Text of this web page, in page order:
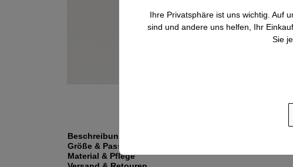
Beschreibung
Größe & Passform
Material & Pflege
Ihre Privatsphäre ist uns wichtig. Auf
sind und andere uns helfen, Ihr
Sie